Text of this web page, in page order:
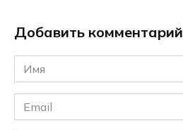
Добавить комментарий
Имя
*
Email
*